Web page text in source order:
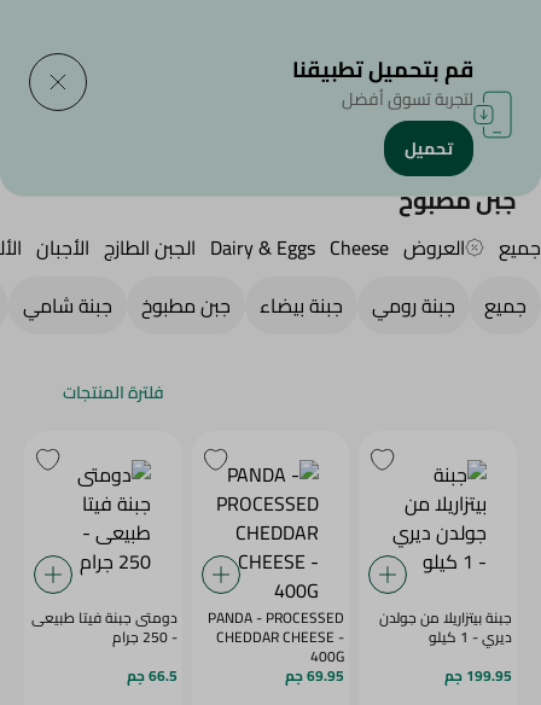
الرئيسية /الجبن,منتجات الألبان والبيض
جبن مطبوخ
جميع العروض Cheese
Dairy & Eggs الجبن الطازج الأجبان
جميع
جبنة رومي جبنة بيضاء جبن مطبوخ جبنة شامي
فلترة المنتجات
جبنة بيتزاريلا من جولدن
ديري - 1 كيلو
199.95 جم
PANDA - PROCESSED
CHEDDAR CHEESE -
400G
69.95 جم
دومتى جبنة فيتا طبيعى
- 250 جرام
66.5 جم
قم بتحميل تطبيقنا
لتجربة تسوق أفضل
تحميل